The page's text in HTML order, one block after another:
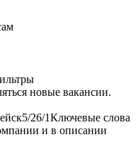
новые вакансии.
5/26/1Ключевые слова
и в описании